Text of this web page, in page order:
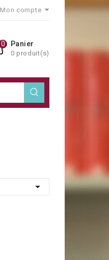
Mon compte
Panier
0 produit(s)
0
